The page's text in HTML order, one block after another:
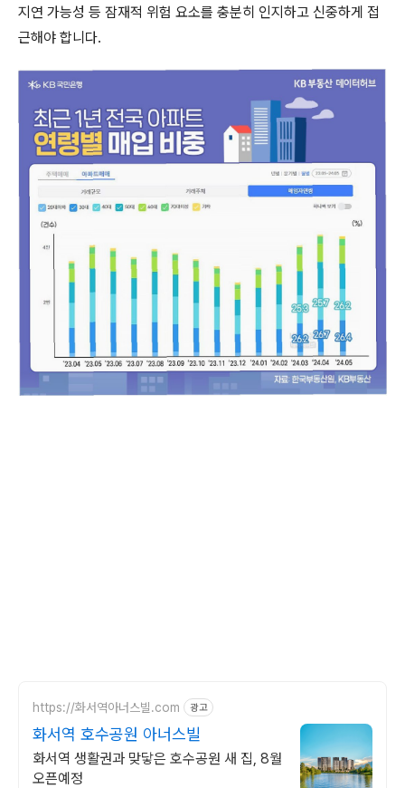
지연 가능성 등 잠재적 위험 요소를 충분히 인지하고 신중하게 접
근해야 합니다.
https://화서역아너스빌.com 광고
화서역 호수공원 아너스빌
화서역 생활권과 맞닿은 호수공원 새 집, 8월
오픈예정